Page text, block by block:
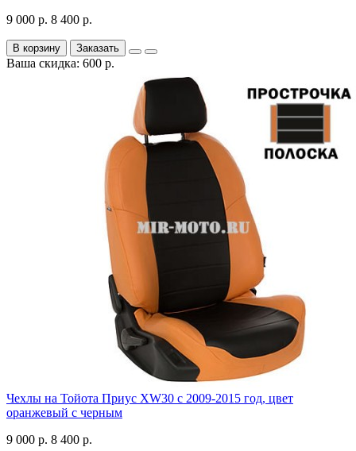
9 000 р. 8 400 р.
В корзину Заказать
Ваша скидка: 600 р.
Чехлы на Тойота Приус XW30 с 2009-2015 год, цвет
оранжевый с черным
9 000 р. 8 400 р.